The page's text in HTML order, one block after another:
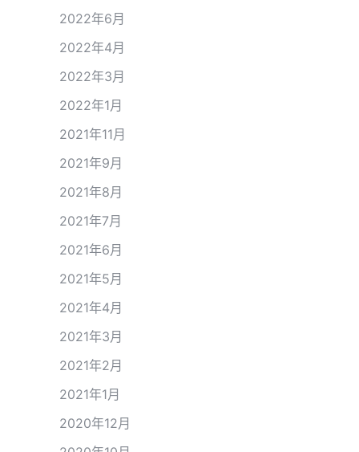
2022年6月
2022年4月
2022年3月
2022年1月
2021年11月
2021年9月
2021年8月
2021年7月
2021年6月
2021年5月
2021年4月
2021年3月
2021年2月
2021年1月
2020年12月